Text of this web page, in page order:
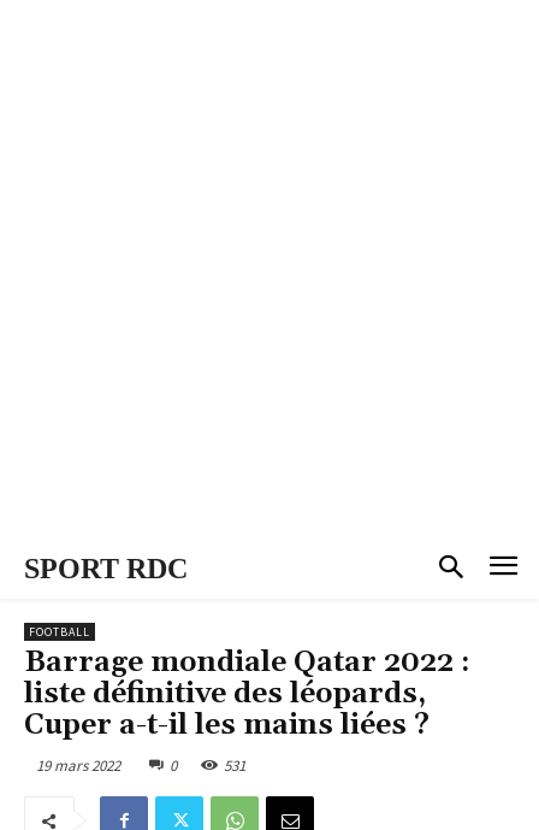
SPORT RDC
FOOTBALL
Barrage mondiale Qatar 2022 :
liste définitive des léopards,
Cuper a-t-il les mains liées ?
19 mars 2022 0 531